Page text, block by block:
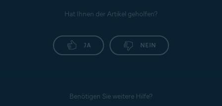
Hat Ihnen der Artikel geholfen?
JA NEIN
Benötigen Sie weitere Hilfe?